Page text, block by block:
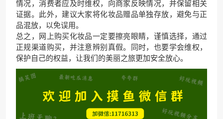
情况，消费者应及时维权，向商家反映情况，并保留相关
证据。此外，建议大家将化妆品赠品单独存放，避免与正
品混放，以免误用。
总之，网上购买化妆品一定要擦亮眼睛，谨慎选择，通过
正规渠道购买，并注意辨别真假。同时，也要学会维权，
保护自己的权益，让我们的美丽之旅更加安全放心。